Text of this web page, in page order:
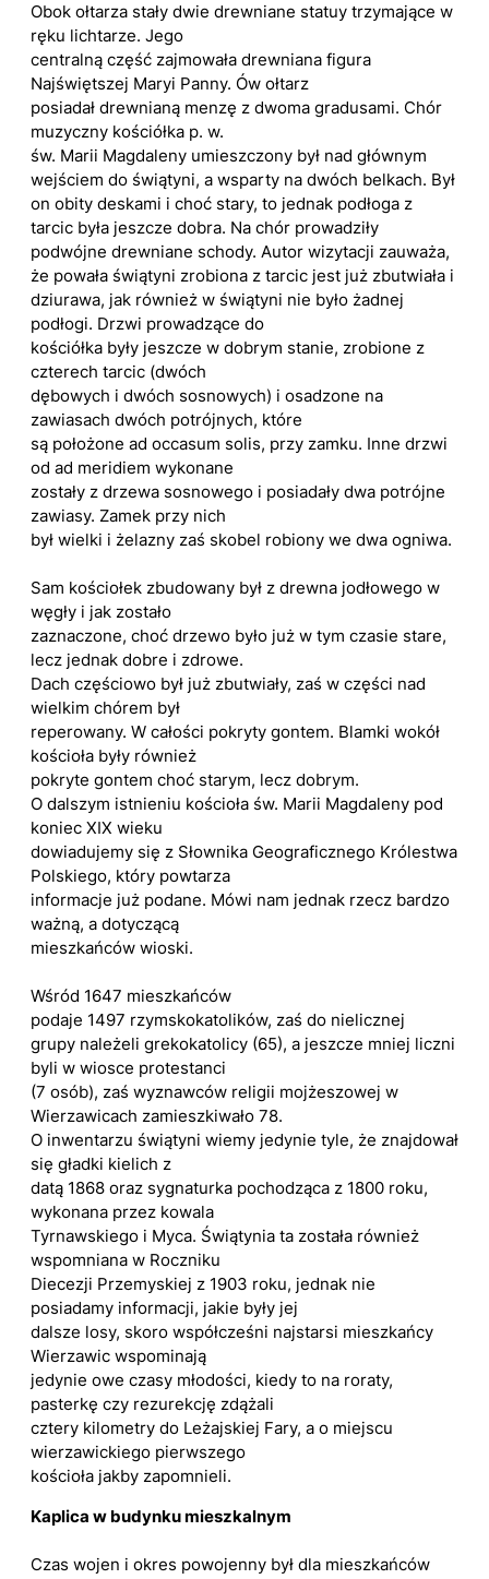
Obok ołtarza stały dwie drewniane statuy trzymające w
ręku lichtarze. Jego
centralną część zajmowała drewniana figura
Najświętszej Maryi Panny. Ów ołtarz
posiadał drewnianą menzę z dwoma gradusami. Chór
muzyczny kościółka p. w.
św. Marii Magdaleny umieszczony był nad głównym
wejściem do świątyni, a wsparty na dwóch belkach. Był
on obity deskami i choć stary, to jednak podłoga z
tarcic była jeszcze dobra. Na chór prowadziły
podwójne drewniane schody. Autor wizytacji zauważa,
że powała świątyni zrobiona z tarcic jest już zbutwiała i
dziurawa, jak również w świątyni nie było żadnej
podłogi. Drzwi prowadzące do
kościółka były jeszcze w dobrym stanie, zrobione z
czterech tarcic (dwóch
dębowych i dwóch sosnowych) i osadzone na
zawiasach dwóch potrójnych, które
są położone ad occasum solis, przy zamku. Inne drzwi
od ad meridiem wykonane
zostały z drzewa sosnowego i posiadały dwa potrójne
zawiasy. Zamek przy nich
był wielki i żelazny zaś skobel robiony we dwa ogniwa.
Sam kościołek zbudowany był z drewna jodłowego w
węgły i jak zostało
zaznaczone, choć drzewo było już w tym czasie stare,
lecz jednak dobre i zdrowe.
Dach częściowo był już zbutwiały, zaś w części nad
wielkim chórem był
reperowany. W całości pokryty gontem. Blamki wokół
kościoła były również
pokryte gontem choć starym, lecz dobrym.
O dalszym istnieniu kościoła św. Marii Magdaleny pod
koniec XIX wieku
dowiadujemy się z Słownika Geograficznego Królestwa
Polskiego, który powtarza
informacje już podane. Mówi nam jednak rzecz bardzo
ważną, a dotyczącą
mieszkańców wioski.
Wśród 1647 mieszkańców
podaje 1497 rzymskokatolików, zaś do nielicznej
grupy należeli grekokatolicy (65), a jeszcze mniej liczni
byli w wiosce protestanci
(7 osób), zaś wyznawców religii mojżeszowej w
Wierzawicach zamieszkiwało 78.
O inwentarzu świątyni wiemy jedynie tyle, że znajdował
się gładki kielich z
datą 1868 oraz sygnaturka pochodząca z 1800 roku,
wykonana przez kowala
Tyrnawskiego i Myca. Świątynia ta została również
wspomniana w Roczniku
Diecezji Przemyskiej z 1903 roku, jednak nie
posiadamy informacji, jakie były jej
dalsze losy, skoro współcześni najstarsi mieszkańcy
Wierzawic wspominają
jedynie owe czasy młodości, kiedy to na roraty,
pasterkę czy rezurekcję zdążali
cztery kilometry do Leżajskiej Fary, a o miejscu
wierzawickiego pierwszego
kościoła jakby zapomnieli.
Kaplica w budynku mieszkalnym
Czas wojen i okres powojenny był dla mieszkańców